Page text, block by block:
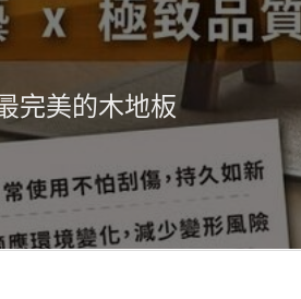
完美的木地板